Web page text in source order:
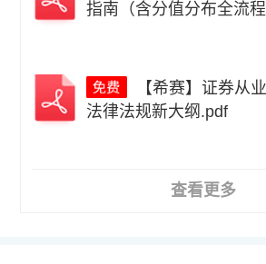
指南（含分值分布全流
法律法规新大纲.pdf
查看更多